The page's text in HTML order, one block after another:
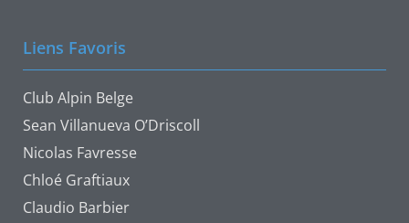
Liens Favoris
Club Alpin Belge
Sean Villanueva O’Driscoll
Nicolas Favresse
Chloé Graftiaux
Claudio Barbier